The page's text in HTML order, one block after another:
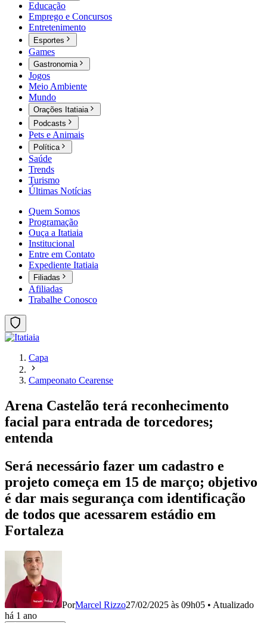
Educação
Emprego e Concursos
Entretenimento
Esportes
Games
Gastronomia
Jogos
Meio Ambiente
Mundo
Orações Itatiaia
Podcasts
Pets e Animais
Política
Saúde
Trends
Turismo
Últimas Notícias
Quem Somos
Programação
Ouça a Itatiaia
Institucional
Entre em Contato
Expediente Itatiaia
Filiadas
Afiliadas
Trabalhe Conosco
Capa
Campeonato Cearense
Arena Castelão terá reconhecimento
facial para entrada de torcedores;
entenda
Será necessário fazer um cadastro e
projeto começa em 15 de março; objetivo
é dar mais segurança com identificação
de todos que acessarem estádio em
Fortaleza
PorMarcel Rizzo27/02/2025 às 09h05 • Atualizado
há 1 ano